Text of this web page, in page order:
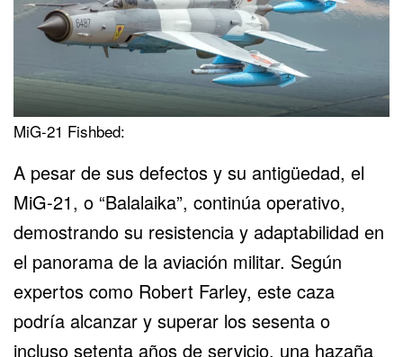
MiG-21 Fishbed:
A pesar de sus defectos y su antigüedad, el
MiG-21, o “Balalaika”, continúa operativo,
demostrando su resistencia y adaptabilidad en
el panorama de la aviación militar. Según
expertos como Robert Farley, este caza
podría alcanzar y superar los sesenta o
incluso setenta años de servicio, una hazaña